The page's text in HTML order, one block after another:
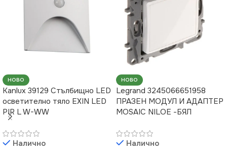
НОВО
Kanlux 39129 Стълбищно LED
осветително тяло EXIN LED
PIR L W-WW
Налично
НОВО
Legrand 3245066651958
ПРАЗЕН МОДУЛ И АДАПТЕР
MOSAIC NILOE -БЯЛ
Налично